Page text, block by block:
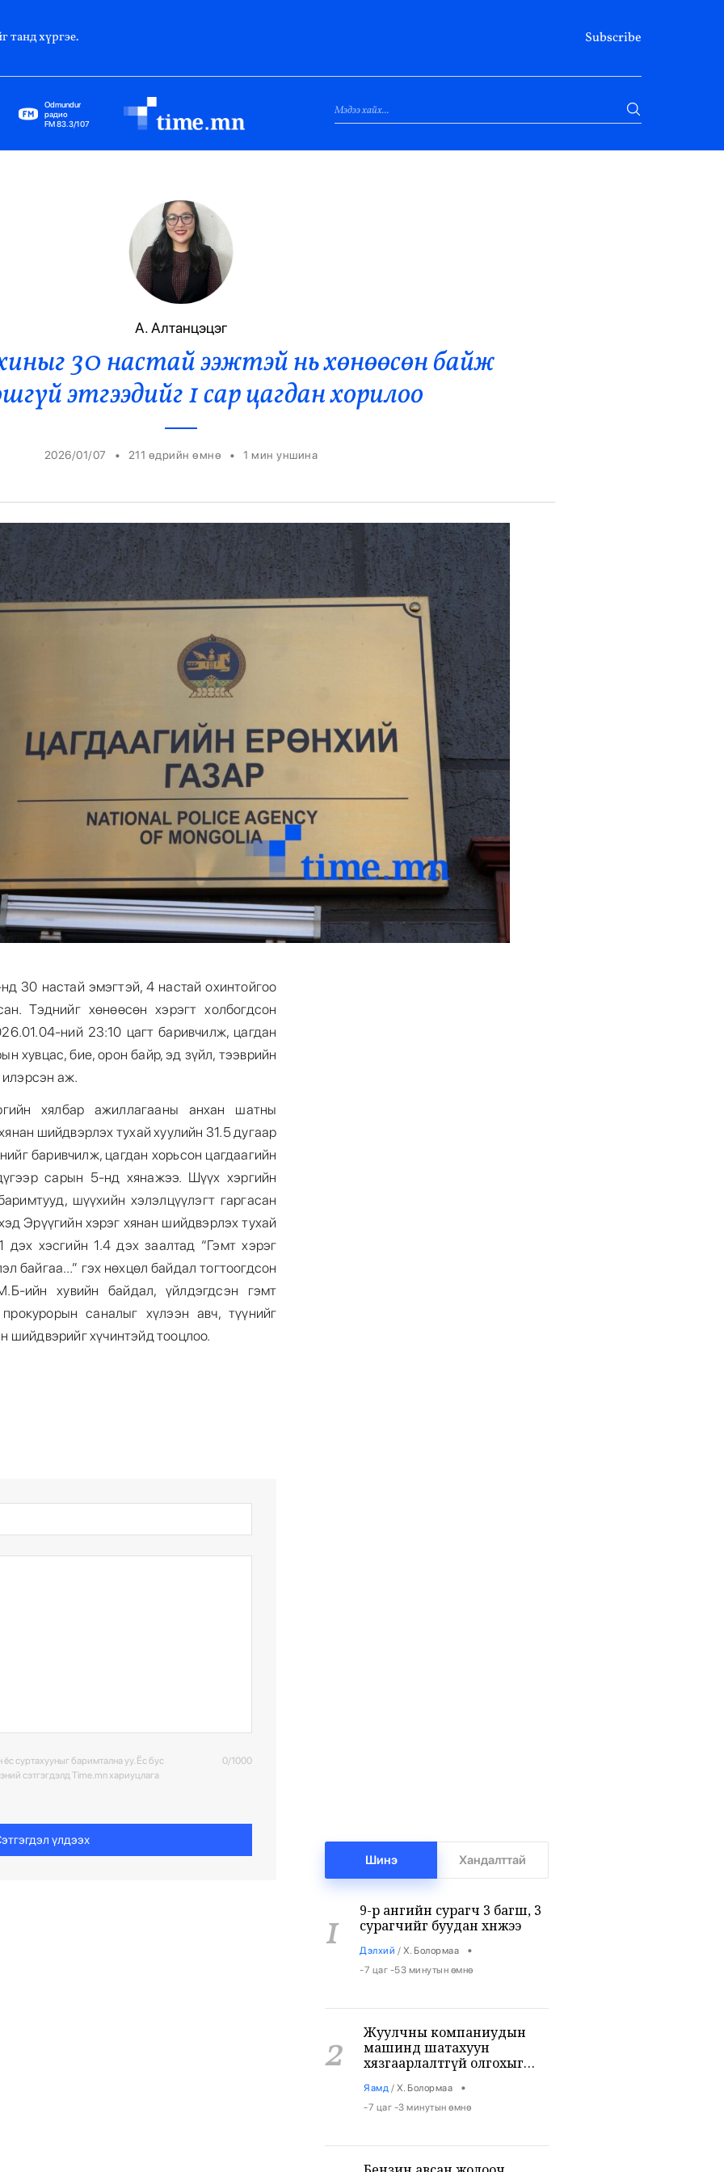
танд хүргэе. Subscribe
Odmundur
радио
FM 83.3/107
Гадаад Харилцаа
Элчин Сайд
Парламент
Засгийн Газар
Ерөнхийлөгч
А. Алтанцэцэг
30 настай ээжтэй нь хөнөөсөн байж
этгээдийг 1 сар цагдан хорилоо
2026/01/07 • 211 өдрийн өмнө • 1 мин уншина
30 настай эмэгтэй, 4 настай охинтойгоо
Тэднийг хөнөөсөн хэрэгт холбогдсон
ний 23:10 цагт баривчилж, цагдан
хувцас, бие, орон байр, эд зүйл, тээврийн
илэрсэн аж.
хялбар ажиллагааны анхан шатны
шийдвэрлэх тухай хуулийн 31.5 дугаар
баривчилж, цагдан хорьсон цагдаагийн
сарын 5-нд хянажээ. Шүүх хэргийн
шүүхийн хэлэлцүүлэгт гаргасан
Эрүүгийн хэрэг хянан шийдвэрлэх тухай
дэх хэсгийн 1.4 дэх заалтад “Гэмт хэрэг
байгаа…” гэх нөхцөл байдал тогтоогдсон
ийн хувийн байдал, үйлдэгдсэн гэмт
саналыг хүлээн авч, түүнийг
шийдвэрийг хүчинтэйд тооцлоо.
суртахууныг баримтална уу. Ёс бус
сэтгэгдэлд Time.mn хариуцлага
0/1000
үлдээх
Шинэ
Хандалттай
1
9-р ангийн сурагч 3 багш, 3
сурагчийг буудан хөнөөжээ
Дэлхий / Х. Болормаа •
-7 цаг -53 минутын өмнө
2
Жуулчны компаниудын
машинд шатахуун
хязгаарлалтгүй олгохыг
Яамд / Х. Болормаа •
-7 цаг -3 минутын өмнө